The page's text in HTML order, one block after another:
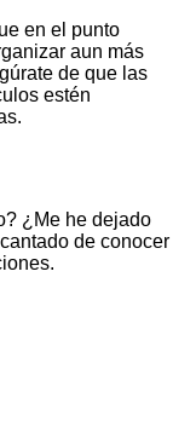
en el punto
aun más
de que las
estén
¿Me he dejado
de conocer